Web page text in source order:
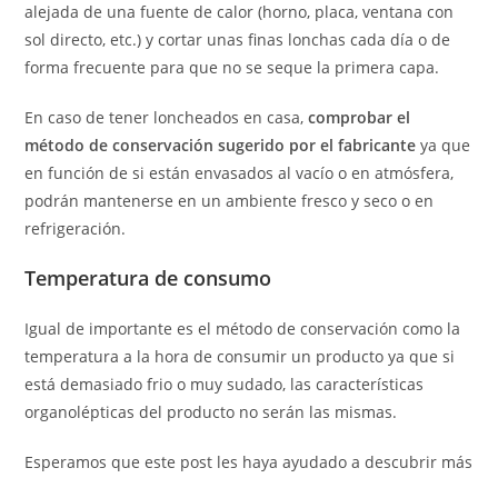
alejada de una fuente de calor (horno, placa, ventana con
sol directo, etc.) y cortar unas finas lonchas cada día o de
forma frecuente para que no se seque la primera capa.
En caso de tener loncheados en casa,comprobar el
método de conservación sugerido por el fabricante ya que
en función de si están envasados al vacío o en atmósfera,
podrán mantenerse en un ambiente fresco y seco o en
refrigeración.
Temperatura de consumo
Igual de importante es el método de conservación como la
temperatura a la hora de consumir un producto ya que si
está demasiado frio o muy sudado, las características
organolépticas del producto no serán las mismas.
Esperamos que este post les haya ayudado a descubrir más